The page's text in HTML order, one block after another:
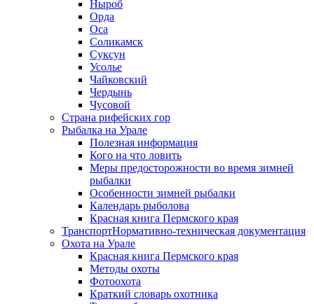
Ныроб
Орда
Оса
Соликамск
Суксун
Усолье
Чайковский
Чердынь
Чусовой
Страна рифейских гор
Рыбалка на Урале
Полезная информация
Кого на что ловить
Меры предосторожности во время зимней
рыбалки
Особенности зимней рыбалки
Календарь рыболова
Красная книга Пермского края
ТранспортНормативно-техническая документация
Охота на Урале
Красная книга Пермского края
Методы охоты
Фотоохота
Краткий словарь охотника